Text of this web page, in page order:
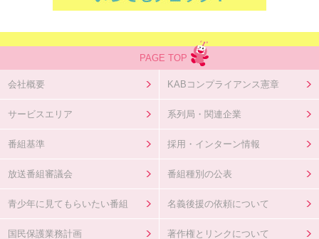
PAGE TOP
会社概要 KABコンプライアンス憲章
サービスエリア 系列局・関連企業
番組基準 採用・インターン情報
放送番組審議会 番組種別の公表
青少年に見てもらいたい番組 名義後援の依頼について
国民保護業務計画 著作権とリンクについて